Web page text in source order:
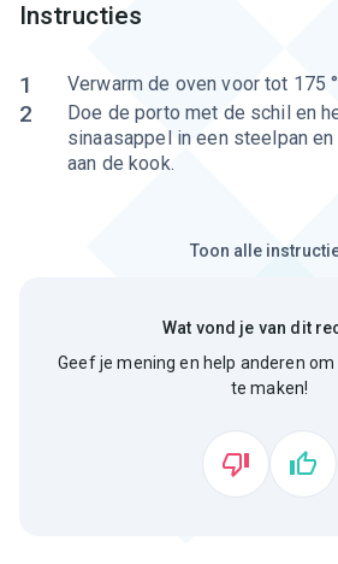
Instructies
1 Verwarm de oven voor tot 175
2
Doe de porto met de schil en
sinaasappel in een steelpan
aan de kook.
Toon alle
Wat vond je van dit
Geef je mening en help anderen
te maken!